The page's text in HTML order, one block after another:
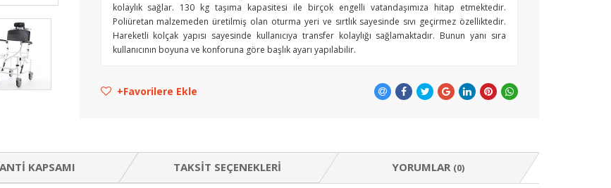
kolaylık sağlar. 130 kg taşıma kapasitesi ile birçok engelli vatandaşımıza hitap etmektedir.
Poliüretan malzemeden üretilmiş olan oturma yeri ve sırtlık sayesinde sıvı geçirmez özelliktedir.
Hareketli kolçak yapısı sayesinde kullanıcıya transfer kolaylığı sağlamaktadır. Bunun yanı sıra
kullanıcının boyuna ve konforuna göre başlık ayarı yapılabilir.
Favorilere Ekle
KAPSAMI TAKSIT SEÇENEKLERI YORUMLAR (0)